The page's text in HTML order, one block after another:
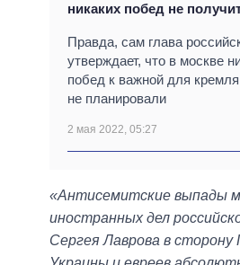
никаких побед не
Правда, сам глава
утверждает, что в москве
побед к важной для
не планировали
2 мая 2022, 05:27
«Антисемитские выпады
иностранных дел
Сергея Лаврова в сторону